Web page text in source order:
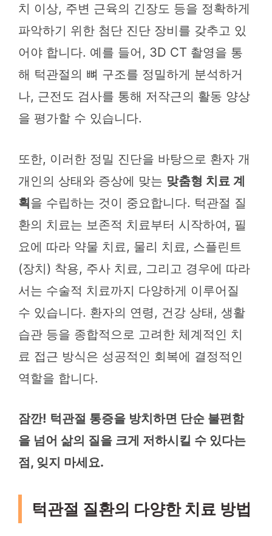
치 이상, 주변 근육의 긴장도 등을 정확하게
파악하기 위한 첨단 진단 장비를 갖추고 있
어야 합니다. 예를 들어, 3D CT 촬영을 통
해 턱관절의 뼈 구조를 정밀하게 분석하거
나, 근전도 검사를 통해 저작근의 활동 양상
을 평가할 수 있습니다.
또한, 이러한 정밀 진단을 바탕으로 환자 개
개인의 상태와 증상에 맞는 맞춤형 치료 계
획을 수립하는 것이 중요합니다. 턱관절 질
환의 치료는 보존적 치료부터 시작하여, 필
요에 따라 약물 치료, 물리 치료, 스플린트
(장치) 착용, 주사 치료, 그리고 경우에 따라
서는 수술적 치료까지 다양하게 이루어질
수 있습니다. 환자의 연령, 건강 상태, 생활
습관 등을 종합적으로 고려한 체계적인 치
료 접근 방식은 성공적인 회복에 결정적인
역할을 합니다.
잠깐! 턱관절 통증을 방치하면 단순 불편함
을 넘어 삶의 질을 크게 저하시킬 수 있다는
점, 잊지 마세요.
턱관절 질환의 다양한 치료 방법